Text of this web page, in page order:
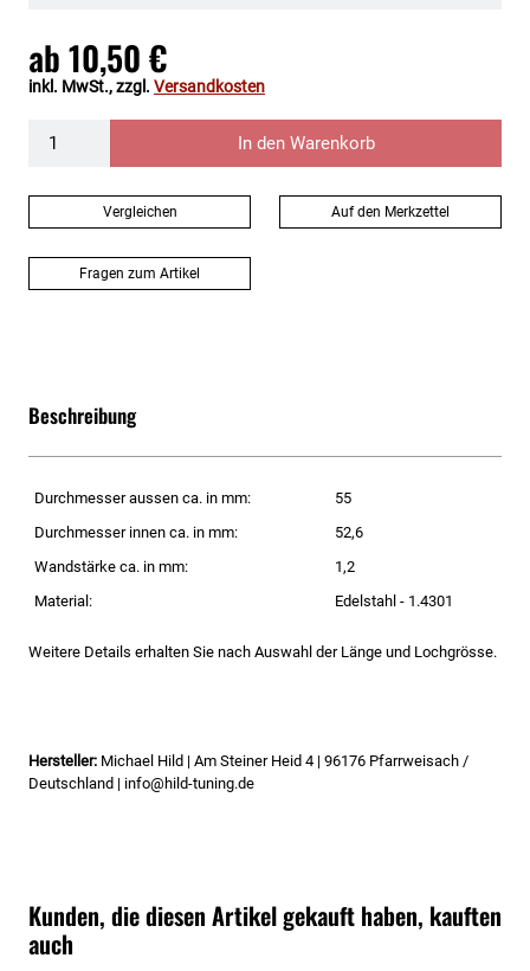
ab10,50 €
inkl. MwSt., zzgl. Versandkosten
In den Warenkorb
Vergleichen Auf den Merkzettel
Fragen zum Artikel
Beschreibung
Durchmesser aussen ca. in mm:
55
Durchmesser innen ca. in mm:
52,6
Wandstärke ca. in mm:
1,2
Material:
Edelstahl - 1.4301
Weitere Details erhalten Sie nach Auswahl der Länge und Lochgrösse.
Hersteller: Michael Hild | Am Steiner Heid 4 | 96176 Pfarrweisach /
Deutschland | info@hild-tuning.de
Kunden, die diesen Artikel gekauft haben, kauften
auch